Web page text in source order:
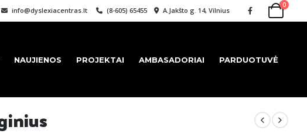
info@dyslexiacentras.lt (8-605) 65455 A.Jakšto g. 14, Vilnius
0
NAUJIENOS PROJEKTAI AMBASADORIAI PARDUOTUVĖ